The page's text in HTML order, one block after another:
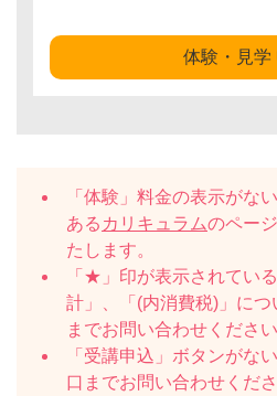
体験・見学
「体験」料金の表示がな
ある カリキュラムのペー
たします。
「★」印が表示されてい
計」、「(内消費税)」に
までお問い合わせください
「受講申込」ボタンがな
口までお問い合わせくださ